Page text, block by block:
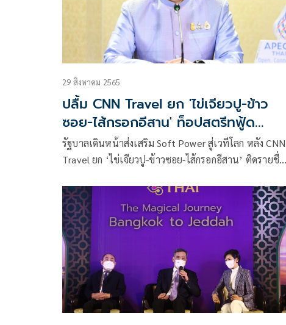
29 สิงหาคม 2565
ปลื้ม CNN Travel ยก 'ไข่เจียวปู-ข้าว
ซอย-ไส้กรอกอีสาน' ท็อปสตรีทฟู้ด
เอเชีย
รัฐบาลเดินหน้าส่งเสริม Soft Power สู่เวทีโลก หลัง CNN
Travel ยก ‘ไข่เจียวปู-ข้าวซอย-ไส้กรอกอีสาน’ ติดรายชื่อ